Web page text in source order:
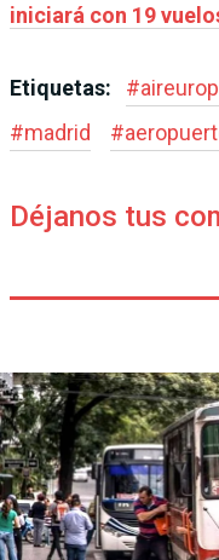
iniciará con 19
Etiquetas: #
#madrid #
Déjanos tus